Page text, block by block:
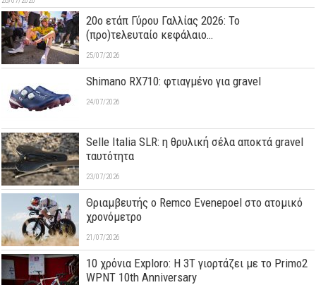
20ο ετάπ Γύρου Γαλλίας 2026: Το
(προ)τελευταίο κεφάλαιο…
25/07/2026
Shimano RX710: φτιαγμένο για gravel
24/07/2026
Selle Italia SLR: η θρυλική σέλα αποκτά gravel
ταυτότητα
23/07/2026
Θριαμβευτής ο Remco Evenepoel στο ατομικό
χρονόμετρο
21/07/2026
10 χρόνια Exploro: Η 3T γιορτάζει με το Primo2
WPNT 10th Anniversary